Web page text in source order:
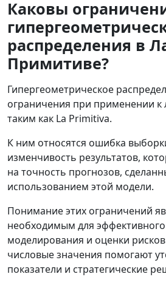
Каковы
распределения в
Примитиве?
Гипергеометрическое
ограничения при применении
таким как La Primitiva.
К ним относятся ошибка
изменчивость результатов,
на точность прогнозов,
использованием этой модели.
Понимание этих ограничений
необходимым для эффективного
моделирования и оценки
числовые значения помогают
показатели и стратегические